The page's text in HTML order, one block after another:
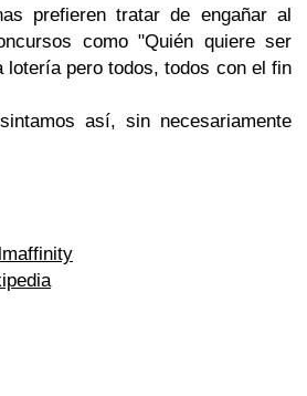
prefieren tratar de engañar al
como "Quién quiere ser
lotería pero todos, todos con el fin
así, sin necesariamente